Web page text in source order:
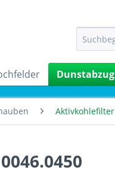
Aktivkohlefilter